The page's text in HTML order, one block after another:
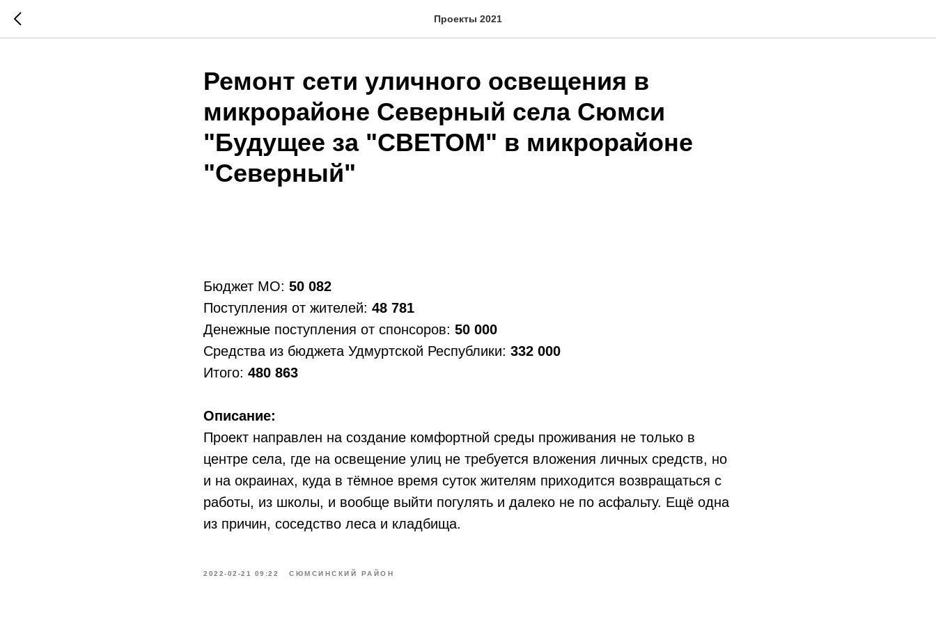
Проекты 2021
Ремонт сети уличного освещения в
микрорайоне Северный села Сюмси
"Будущее за "СВЕТОМ" в микрорайоне
"Северный"
Бюджет МО: 50 082
Поступления от жителей: 48 781
Денежные поступления от спонсоров: 50 000
Средства из бюджета Удмуртской Республики: 332 000
Итого: 480 863
Описание:
Проект направлен на создание комфортной среды проживания не только в
центре села, где на освещение улиц не требуется вложения личных средств, но
и на окраинах, куда в тёмное время суток жителям приходится возвращаться с
работы, из школы, и вообще выйти погулять и далеко не по асфальту. Ещё одна
из причин, соседство леса и кладбища.
2022-02-21 09:22 СЮМСИНСКИЙ РАЙОН